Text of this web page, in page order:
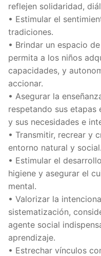
reflejen solidaridad,
• Estimular el
tradiciones.
• Brindar un espacio
permita a los niños
capacidades, y
accionar.
• Asegurar la
respetando sus etapas
y sus necesidades e
• Transmitir, recrear y
entorno natural y social.
• Estimular el
higiene y asegurar el
mental.
• Valorizar la
sistematización,
agente social
aprendizaje.
• Estrechar vínculos